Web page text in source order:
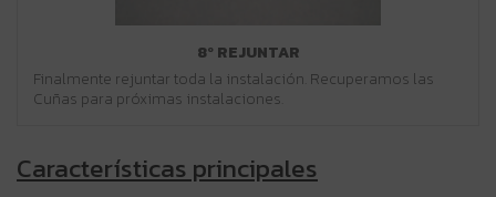
8º REJUNTAR
Finalmente rejuntar toda la instalación. Recuperamos las
Cuñas para próximas instalaciones.
Características principales